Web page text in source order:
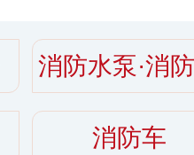
消防水泵·消
消防车